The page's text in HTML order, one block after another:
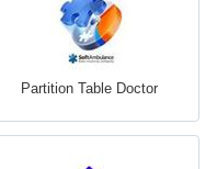
Partition Table Doctor